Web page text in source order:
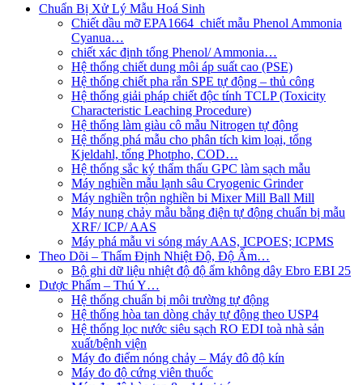
Chuẩn Bị Xử Lý Mẫu Hoá Sinh
Chiết dầu mỡ EPA1664_chiết mẫu Phenol Ammonia
Cyanua…
chiết xác định tổng Phenol/ Ammonia…
Hệ thống chiết dung môi áp suất cao (PSE)
Hệ thống chiết pha rắn SPE tự động – thủ công
Hệ thống giải pháp chiết độc tính TCLP (Toxicity
Characteristic Leaching Procedure)
Hệ thống làm giàu cô mẫu Nitrogen tự động
Hệ thống phá mẫu cho phân tích kim loại, tổng
Kjeldahl, tổng Photpho, COD…
Hệ thống sắc ký thẩm thấu GPC làm sạch mẫu
Máy nghiền mẫu lạnh sâu Cryogenic Grinder
Máy nghiền trộn nghiền bi Mixer Mill Ball Mill
Máy nung chảy mẫu bằng điện tự động chuẩn bị mẫu
XRF/ ICP/ AAS
Máy phá mẫu vi sóng máy AAS, ICPOES; ICPMS
Theo Dõi – Thẩm Định Nhiệt Độ, Độ Ẩm…
Bộ ghi dữ liệu nhiệt độ độ ẩm không dây Ebro EBI 25
Dược Phẩm – Thú Y…
Hệ thống chuẩn bị môi trường tự động
Hệ thống hòa tan dòng chảy tự động theo USP4
Hệ thống lọc nước siêu sạch RO EDI​​ toà nhà sản
xuất/bệnh viện
Máy đo điểm nóng chảy – Máy đô độ kín
Máy đo độ cứng viên thuốc